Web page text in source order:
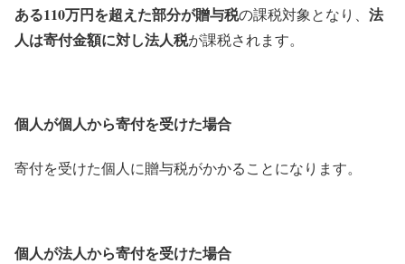
ある110万円を超えた部分が贈与税の課税対象となり、 法
人は寄付金額に対し法人税が課税されます。
個人が個人から寄付を受けた場合
寄付を受けた個人に贈与税がかかることになります。
個人が法人から寄付を受けた場合